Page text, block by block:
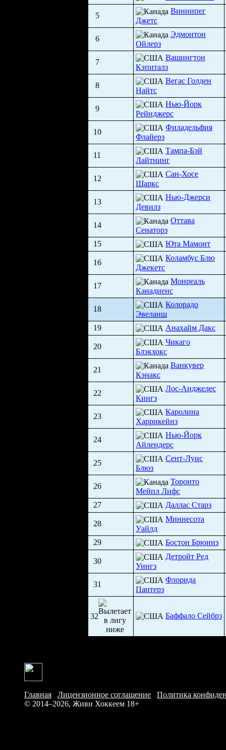
5
Виннипег
Джетс
6
Эдмонтон
Ойлерз
7
Вашингтон
Кэпиталз
8
Вегас Голден
Найтс
9
Нью-Йорк
Рейнджерс
10
Филадельфия
Флайерз
11
Тампа-Бэй
Лайтнинг
12
Сан-Хосе
Шаркс
13
Нью-Джерси
Девилз
14
Оттава
Сенаторз
15
Юта Мамонт
16
Коламбус Блю
Джекетс
17
Монреаль
Канадиенс
18
Колорадо
Эвеланш
19
Анахайм Дакс
20
Чикаго
Блэкхокс
21
Ванкувер
Кэнакс
22
Лос-Анджелес
Кингз
23
Каролина
Харрикейнз
24
Нью-Йорк
Айлендерс
25
Сент-Луис
Блюз
26
Торонто
Мейпл Лифс
27
Даллас Старз
28
Миннесота
Уайлд
29
Бостон Брюинз
30
Детройт Ред
Уингз
31
Флорида
Пантерз
32 Баффало Сейбрз
Главная Лицензионное соглашение
Политика
© 2014–2026, Живи Хоккеем 18+